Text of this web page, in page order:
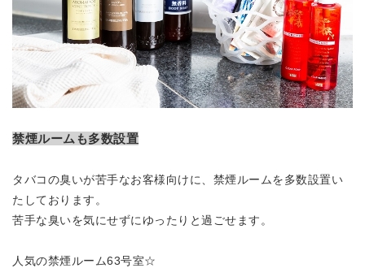
禁煙ルームも多数設置
タバコの臭いが苦手なお客様向けに、禁煙ルームを多数設置い
たしております。
苦手な臭いを気にせずにゆったりと過ごせます。
人気の禁煙ルーム63号室☆